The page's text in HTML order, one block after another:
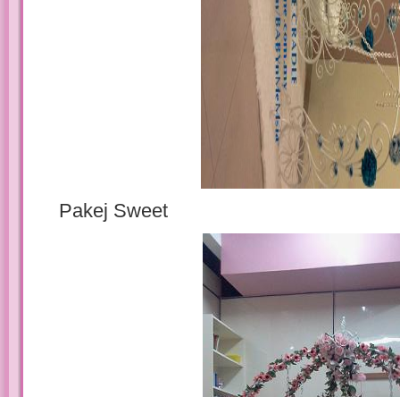
Pakej Sweet